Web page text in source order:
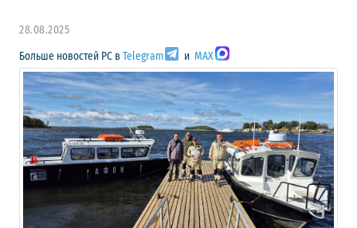
28.08.2025
Больше новостей РС в Telegram и MAX